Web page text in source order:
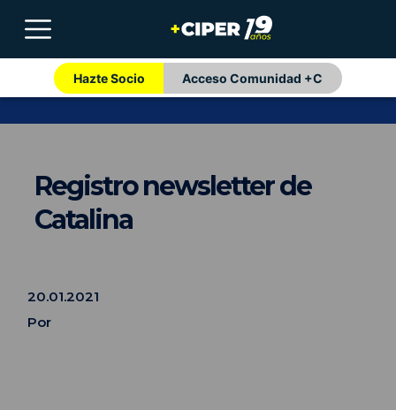
Hazte Socio Acceso Comunidad +C
Registro newsletter de
Catalina
20.01.2021
Por